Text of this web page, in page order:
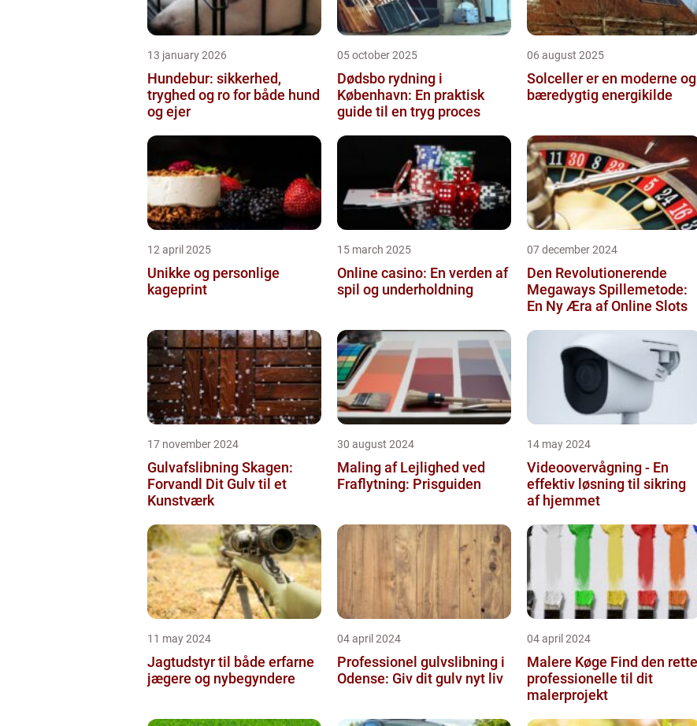
13 january 2026
Hundebur: sikkerhed,
tryghed og ro for både hund
og ejer
05 october 2025
Dødsbo rydning i
København: En praktisk
guide til en tryg proces
06 august 2025
Solceller er en moderne og
bæredygtig energikilde
12 april 2025
Unikke og personlige
kageprint
15 march 2025
Online casino: En verden af
spil og underholdning
07 december 2024
Den Revolutionerende
Megaways Spillemetode:
En Ny Æra af Online Slots
17 november 2024
Gulvafslibning Skagen:
Forvandl Dit Gulv til et
Kunstværk
30 august 2024
Maling af Lejlighed ved
Fraflytning: Prisguiden
14 may 2024
Videoovervågning - En
effektiv løsning til sikring
af hjemmet
11 may 2024
Jagtudstyr til både erfarne
jægere og nybegyndere
04 april 2024
Professionel gulvslibning i
Odense: Giv dit gulv nyt liv
04 april 2024
Malere Køge Find den rette
professionelle til dit
malerprojekt